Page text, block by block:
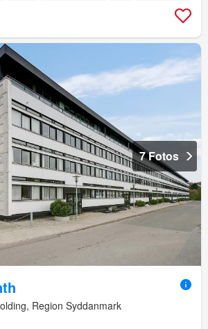
7 Fotos
Region Syddanmark